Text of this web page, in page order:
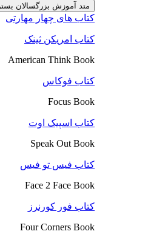
متد آموزش بزرگسالان
کتاب های چهار مهارتی
کتاب امریکن ثینک
American Think Book
کتاب فوکاس
Focus Book
کتاب اسپیک اوت
Speak Out Book
کتاب فیس تو فیس
Face 2 Face Book
کتاب فور کورنرز
Four Corners Book